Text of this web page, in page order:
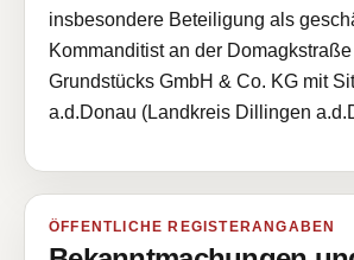
insbesondere Beteiligung als
Kommanditist an der Domagkstraße
Grundstücks GmbH & Co. KG mit
a.d.Donau (Landkreis Dillingen
ÖFFENTLICHE REGISTERANGABEN